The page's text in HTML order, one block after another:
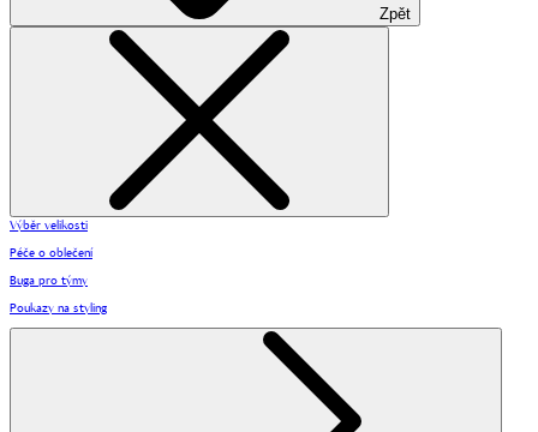
Zpět
Výběr velikosti
Péče o oblečení
Buga pro týmy
Poukazy na styling